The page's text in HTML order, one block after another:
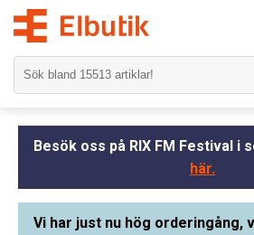
Besök oss på RIX FM Festival i
här.
Vi har just nu hög orderingång,